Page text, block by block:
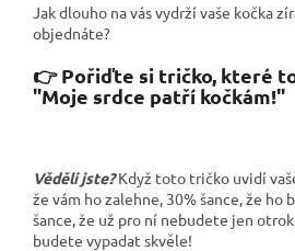
Jak dlouho na vás vydrží vaše kočka
objednáte?
👉 Pořiďte si tričko, které
"Moje srdce patří kočkám!"
Věděli jste?Když toto tričko uvidí
že vám ho zalehne, 30% šance, že ho
šance, že už pro ní nebudete jen
budete vypadat skvěle!